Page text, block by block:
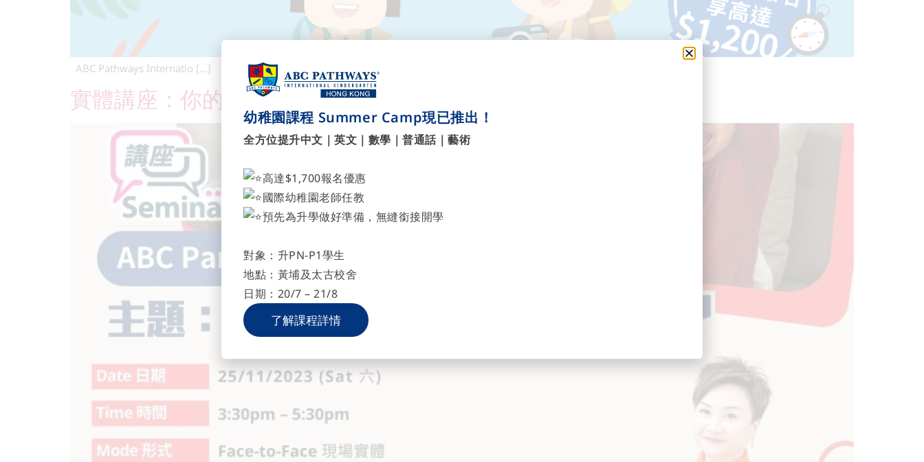
ABC Pathways Internatio […]
實體講座：你的孩子「輸」得起嗎？
幼稚園課程 Summer Camp現已推出！
全方位提升中文｜英文｜數學｜普通話｜藝術
高達$1,700報名優惠
國際幼稚園老師任教
預先為升學做好準備，無縫銜接開學
對象：升PN-P1學生
地點：黃埔及太古校舍
日期：20/7 – 21/8
了解課程詳情